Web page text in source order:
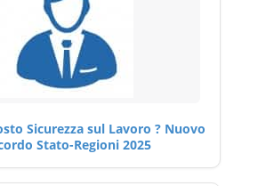
Sicurezza sul Lavoro ? Nuovo
Stato-Regioni 2025